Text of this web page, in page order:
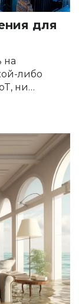
для
на
либо
ни
в...